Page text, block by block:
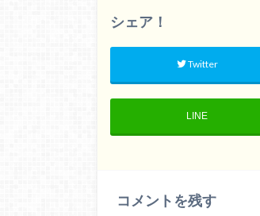
シェア！
Twitter
LINE
コメントを残す